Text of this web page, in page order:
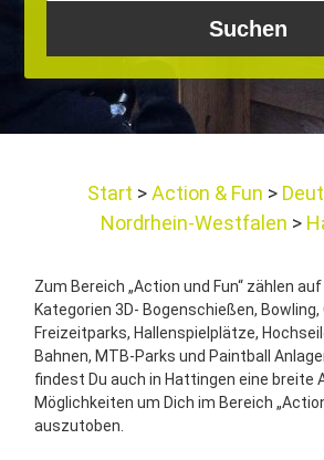
Start Action & Fun
Nordrhein-Westfalen
Zum Bereich „Action und Fun“ zählen
Kategorien 3D- Bogenschießen, Bowling,
Freizeitparks, Hallenspielplätze,
Bahnen, MTB-Parks und Paintball
findest Du auch in Hattingen eine breite
Möglichkeiten um Dich im Bereich
auszutoben.